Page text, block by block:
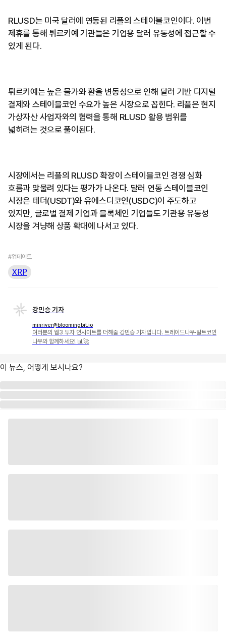
RLUSD는 미국 달러에 연동된 리플의 스테이블코인이다. 이번
제휴를 통해 튀르키예 기관들은 기업용 달러 유동성에 접근할 수
있게 된다.
튀르키예는 높은 물가와 환율 변동성으로 인해 달러 기반 디지털
결제와 스테이블코인 수요가 높은 시장으로 꼽힌다. 리플은 현지
가상자산 사업자와의 협력을 통해 RLUSD 활용 범위를
넓히려는 것으로 풀이된다.
시장에서는 리플의 RLUSD 확장이 스테이블코인 경쟁 심화
흐름과 맞물려 있다는 평가가 나온다. 달러 연동 스테이블코인
시장은 테더(USDT)와 유에스디코인(USDC)이 주도하고
있지만, 글로벌 결제 기업과 블록체인 기업들도 기관용 유동성
시장을 겨냥해 상품 확대에 나서고 있다.
#업데이트
XRP
강민승 기자
minriver@bloomingbit.io
여러분의 웹3 투자 인사이트를 더해줄 강민승 기자입니다. 트레이드나우·알트코인
나우와 함께하세요! 📊🚀
이 뉴스, 어떻게 보시나요?